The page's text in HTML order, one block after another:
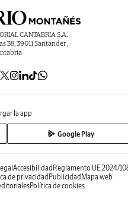
CANTABRIA S.A.
38, 39011 Santander ,
la app
Google Play
Accesibilidad Reglamento UE 2024/
de privacidad Publicidad Mapa web
Política de cookies